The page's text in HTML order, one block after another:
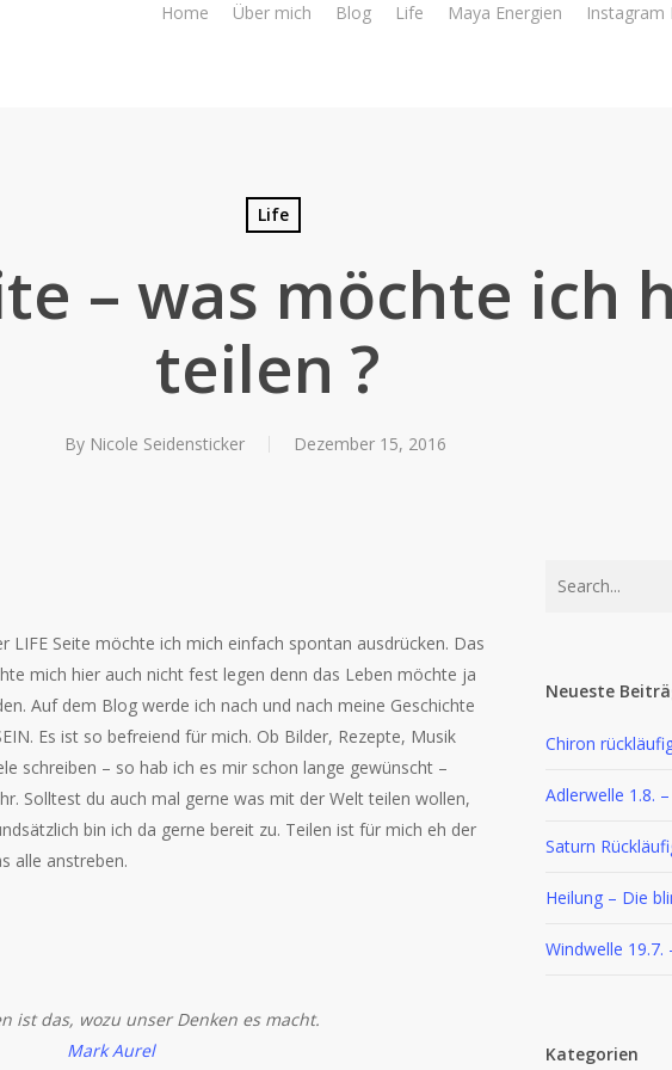
Home Über mich Blog Life Maya Energien Instagram
Life
– was möchte ich
teilen ?
By Nicole Seidensticker Dezember 15, 2016
LIFE Seite möchte ich mich einfach spontan ausdrücken. Das
mich hier auch nicht fest legen denn das Leben möchte ja
Auf dem Blog werde ich nach und nach meine Geschichte
Es ist so befreiend für mich. Ob Bilder, Rezepte, Musik
schreiben – so hab ich es mir schon lange gewünscht –
Solltest du auch mal gerne was mit der Welt teilen wollen,
bin ich da gerne bereit zu. Teilen ist für mich eh der
alle anstreben.
ist das, wozu unser Denken es macht.
Mark Aurel
Neueste
Chiron
Adlerwelle 1.8.
Saturn
Heilung – Die
Windwelle 19.7.
Kategorien